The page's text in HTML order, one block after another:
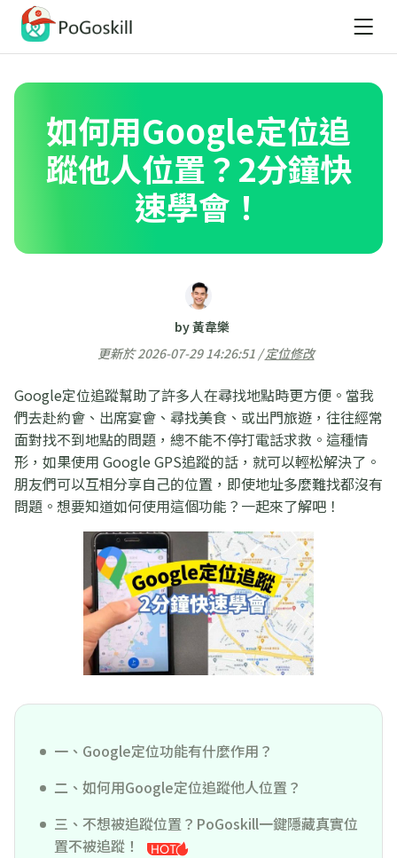
如何用Google定位追
蹤他人位置？2分鐘快
速學會！
by 黃韋樂
更新於 2026-07-29 14:26:51 /定位修改
Google定位追蹤幫助了許多人在尋找地點時更方便。當我
們去赴約會、出席宴會、尋找美食、或出門旅遊，往往經常
面對找不到地點的問題，總不能不停打電話求救。這種情
形，如果使用 Google GPS追蹤的話，就可以輕松解決了。
朋友們可以互相分享自己的位置，即使地址多麼難找都沒有
問題。想要知道如何使用這個功能？一起來了解吧！
一、Google定位功能有什麼作用？
二、如何用Google定位追蹤他人位置？
三、不想被追蹤位置？PoGoskill一鍵隱藏真實位
置不被追蹤！